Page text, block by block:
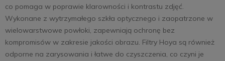
co pomaga w poprawie klarowności i kontrastu zdjęć.
Wykonane z wytrzymałego szkła optycznego i zaopatrzone w
wielowarstwowe powłoki, zapewniają ochronę bez
kompromisów w zakresie jakości obrazu. Filtry Hoya są również
odporne na zarysowania i łatwe do czyszczenia, co czyni je